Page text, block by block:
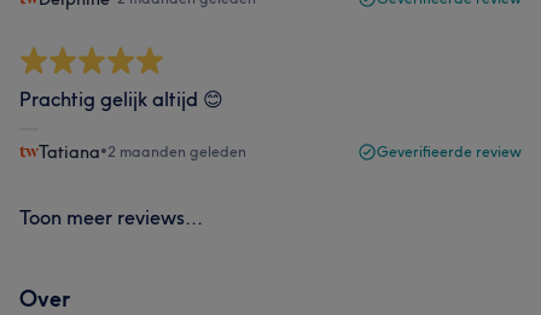
Prachtig gelijk altijd 😊
Tatiana•2 maanden geleden Geverifieerde review
Toon meer reviews...
Over